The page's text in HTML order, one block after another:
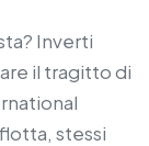
Inverti
il tragitto di
stessi